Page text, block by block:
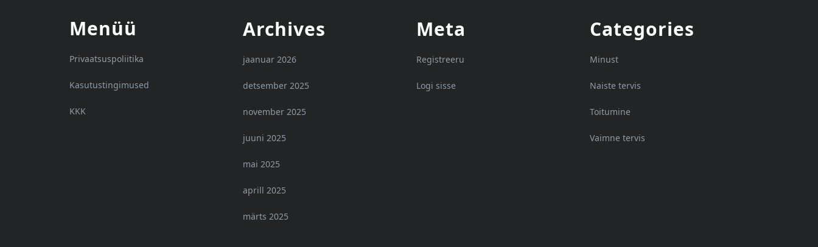
Menüü
Privaatsuspoliitika
Kasutustingimused
KKK
Archives
jaanuar 2026
detsember 2025
november 2025
juuni 2025
mai 2025
aprill 2025
märts 2025
Meta
Registreeru
Logi sisse
Categories
Minust
Naiste tervis
Toitumine
Vaimne tervis